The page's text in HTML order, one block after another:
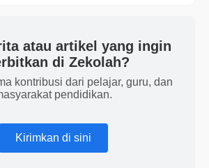
atau artikel yang ingin
di Zekolah?
kontribusi dari pelajar, guru, dan
pendidikan.
Kirimkan di sini